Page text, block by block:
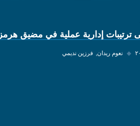
ترتيبات إدارية عملية في مضيق هرمز
◆ نعوم ريدان فرزين نديمي